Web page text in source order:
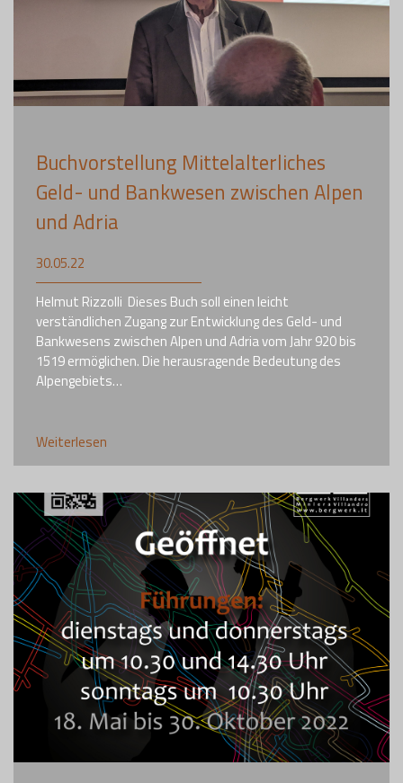
Buchvorstellung Mittelalterliches
Geld- und Bankwesen zwischen Alpen
und Adria
30.05.22
Helmut Rizzolli Dieses Buch soll einen leicht
verständlichen Zugang zur Entwicklung des Geld- und
Bankwesens zwischen Alpen und Adria vom Jahr 920 bis
1519 ermöglichen. Die herausragende Bedeutung des
Alpengebiets…
Weiterlesen